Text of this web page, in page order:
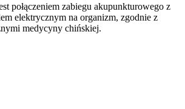
połączeniem zabiegu akupunkturowego z
elektrycznym na organizm, zgodnie z
medycyny chińskiej.